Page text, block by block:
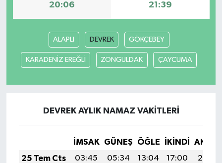
20:06 21:39
ALAPLI DEVREK GÖKÇEBEY
KARADENİZ EREĞLİ ZONGULDAK ÇAYCUMA
DEVREK AYLIK NAMAZ VAKITLERI
İMSAK GÜNEŞ ÖĞLE İKINDI
25 Tem Cts
03:45 05:34 13:04 17:00
20:24